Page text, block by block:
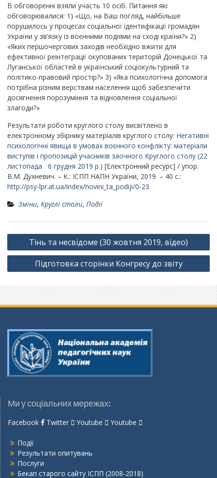
В обговоренні взяли участь 10 осіб. Питання які
обговорювалися: 1) «Що, на Ваш погляд, найбільше
порушилось у процесах соціальної ідентифікації громадян
України у зв’язку із воєнними подіями на сході країни?» 2)
«Яких першочергових заходів необхідно вжити для
ефективної реінтеграції окупованих територій Донецької та
Луганської областей в український соціокультурний та
політико-правовий простір?» 3) «Яка психологічна допомога
потрібна різним верствам населення щоб забезпечити
досягнення порозуміння та відновлення соціальної
злагоди?»
Результати роботи круглого столу висвітлено в
електронному збірнику матеріалів круглого столу: Негативні
психологічні явища в умовах воєнного конфлікту: матеріали
виступів і пропозицій учасників заочного Круглого столу (22
листопада 6 грудня 2019 р.) [Електронний ресурс] / упор.
В.М. Духневич. – К.: ІСПП НАПН України, 2019. – 40 с.:
http://psy-lpr.at.ua/index/novini_ta_podiji/0-23
Зміни, Круглі столи, Події
Навігація
записів
Тінь та несвідоме (30 жовтня 2019, відео)
Підготовка сторінки Конгресу до звіту
Ми у соціальних мережах:
Facebook Twitter Youtube Youtube
Події
Результати опитувань
Послуги
Бекап старого сайту ІСПП (2008-2018)